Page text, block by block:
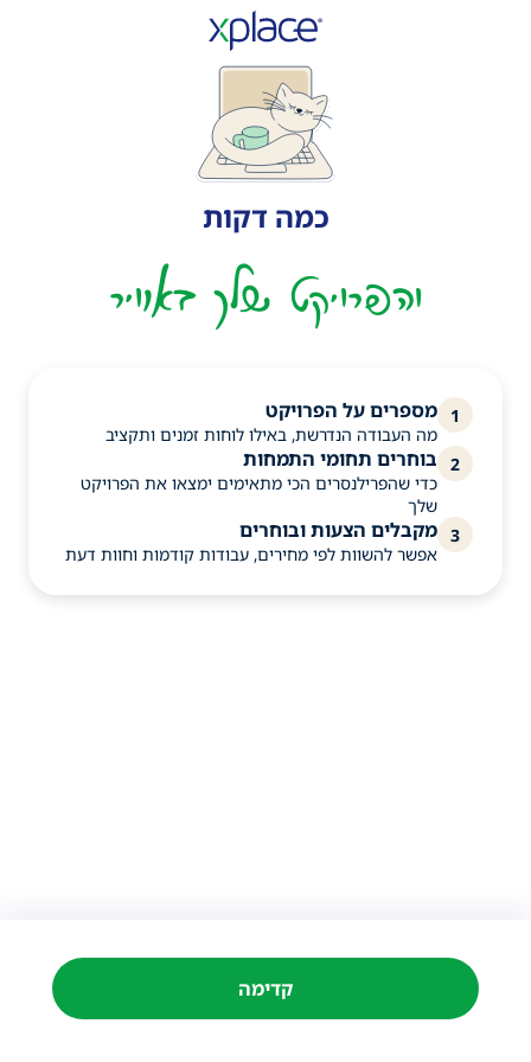
כמה דקות
והפרויקט שלך באוויר
1 מספרים על הפרויקט
מה העבודה הנדרשת, באילו לוחות זמנים ותקציב
2
בוחרים תחומי התמחות
כדי שהפרילנסרים הכי מתאימים ימצאו את הפרויקט
שלך
3 מקבלים הצעות ובוחרים
אפשר להשוות לפי מחירים, עבודות קודמות וחוות דעת
קדימה